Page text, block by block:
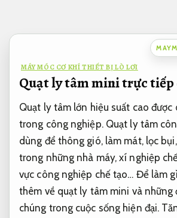
nội
MÁY MÓC CƠ KHÍ THIẾT BỊ LÒ LƠI
Quạt ly tâm mini trực
Quạt ly tâm lớn hiệu suất cao được
trong công nghiệp. Quạt ly tâm
dùng để thông gió, làm mát, lọc
trong những nhà máy, xí nghiệp
vực công nghiệp chế tạo… Để làm
thêm về quạt ly tâm mini và những
chúng trong cuộc sống hiện đại.